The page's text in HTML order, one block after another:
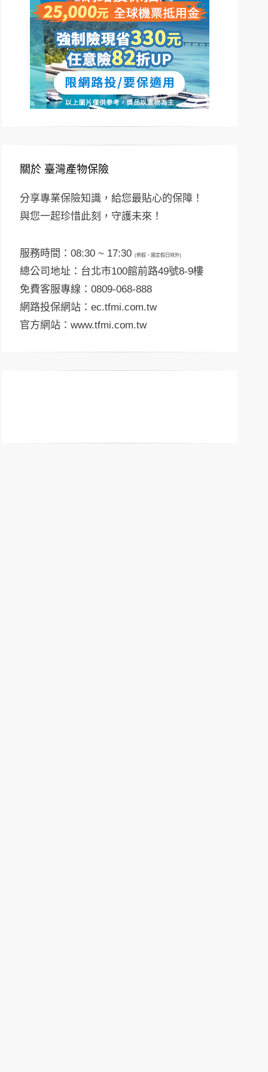
關於 臺灣產物保險
分享專業保險知識，給您最貼心的保障！
與您一起珍惜此刻，守護未來！
服務時間：08:30 ~ 17:30 (例假、國定假日除外)
總公司地址：台北市100館前路49號8-9樓
免費客服專線：0809-068-888
網路投保網站： ec.tfmi.com.tw
官方網站： www.tfmi.com.tw